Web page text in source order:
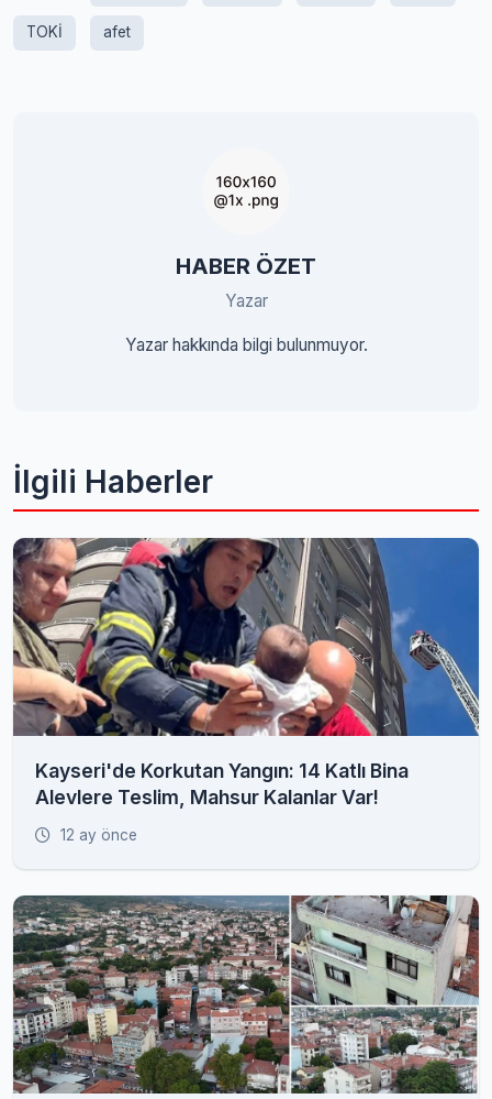
TOKİ afet
HABER ÖZET
Yazar
Yazar hakkında bilgi bulunmuyor.
İlgili Haberler
Kayseri'de Korkutan Yangın: 14 Katlı Bina
Alevlere Teslim, Mahsur Kalanlar Var!
12 ay önce